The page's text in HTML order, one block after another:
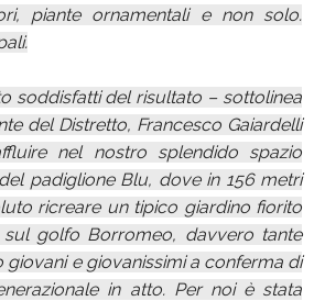
piante ornamentali e non solo.
soddisfatti del risultato – sottolinea
del Distretto, Francesco Gaiardelli
nel nostro splendido spazio
padiglione Blu, dove in 156 metri
ricreare un tipico giardino fiorito
golfo Borromeo, davvero tante
e giovanissimi a conferma di
in atto. Per noi è stata